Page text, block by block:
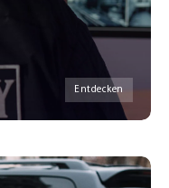
Entdecken